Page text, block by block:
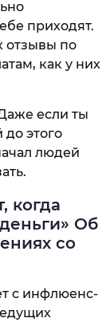
приходят.
отзывы по
как у них
если ты
этого
людей
когда
Об
со
с инфлюенс-